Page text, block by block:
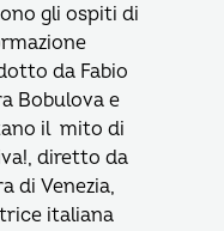
gli ospiti di
da Fabio
Bobulova e
il mito di
diretto da
di Venezia,
italiana